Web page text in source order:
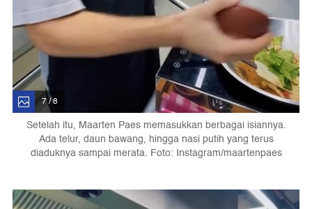
7 / 8
Setelah itu, Maarten Paes memasukkan berbagai isiannya.
Ada telur, daun bawang, hingga nasi putih yang terus
diaduknya sampai merata. Foto: Instagram/maartenpaes